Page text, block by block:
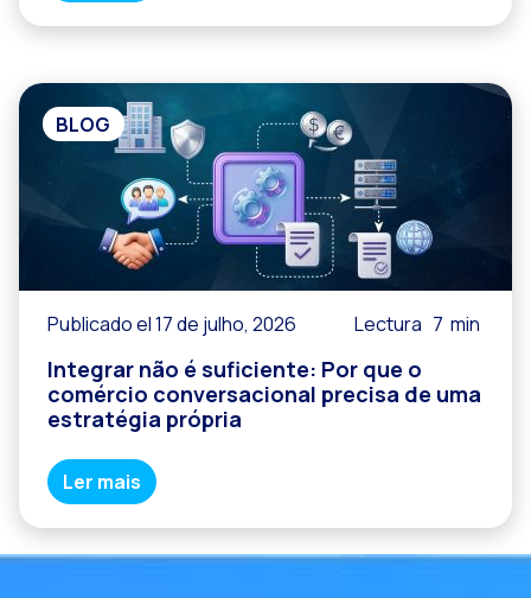
BLOG
Publicado el 17 de julho, 2026 Lectura 7 min
Integrar não é suficiente: Por que o
comércio conversacional precisa de uma
estratégia própria
Ler mais